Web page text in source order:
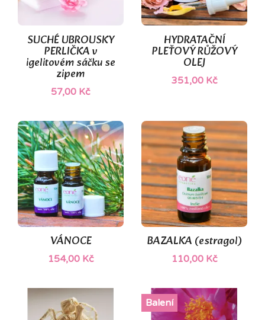
SUCHÉ UBROUSKY
PERLIČKA v
igelitovém sáčku se
zipem
57,00 Kč
HYDRATAČNÍ
PLEŤOVÝ RŮŽOVÝ
OLEJ
351,00 Kč
VÁNOCE
154,00 Kč
(1)
BAZALKA (estragol)
110,00 Kč
Balení